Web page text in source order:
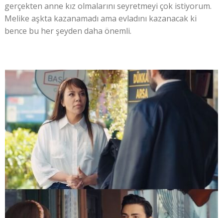
gerçekten anne kız olmalarını seyretmeyi çok istiyorum.
Melike aşkta kazanamadı ama evladını kazanacak ki
bence bu her şeyden daha önemli.